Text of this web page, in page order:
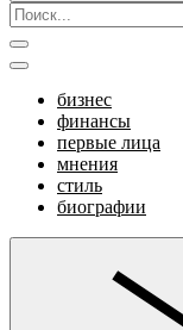
бизнес
финансы
первые лица
мнения
стиль
биографии